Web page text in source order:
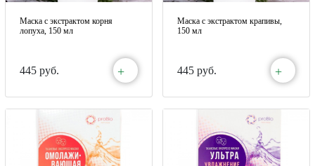
Маска с экстрактом корня
лопуха, 150 мл
445 руб. +
Маска с экстрактом крапивы,
150 мл
445 руб. +